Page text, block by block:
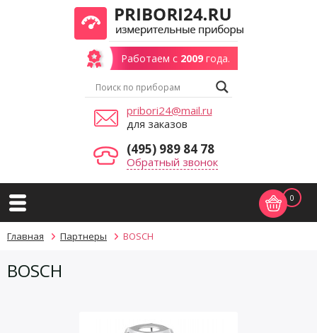
Работаем с 2009года.
pribori24@mail.ru
для заказов
(495) 989 84 78
Обратный звонок
0
Главная Партнеры BOSCH
BOSCH